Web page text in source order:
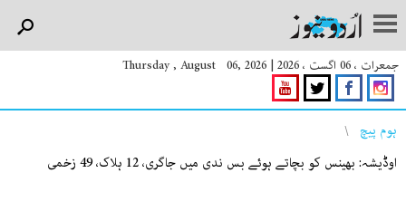
جمعرات ، 06 اگست ، 2026 |
Thursday , August 06, 2026
You are here
ہوم پیچ
اوڈیشہ: بھینس کو بچاتے ہوئے بس ندی میں جاگری، 12 ہلاک، 49 زخمی